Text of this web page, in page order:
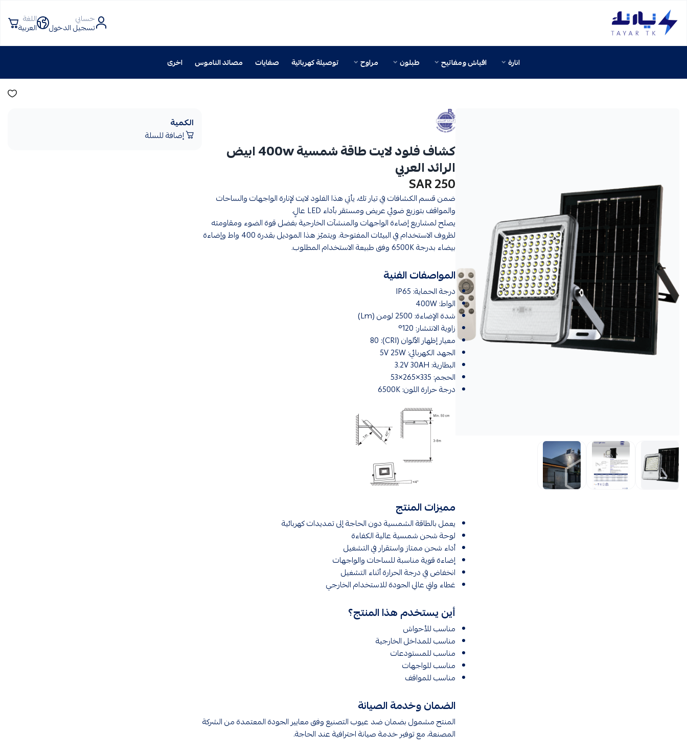
تيار تك إنارة وكهرباء
حسابي
تسجيل الدخول
اللغة
العربية
انارة افياش ومفاتيح طبلون مراوح توصيلة كهربائية صفايات مصائد الناموس اخرى
كشاف فلود لايت طاقة شمسية 400w ابيض
الرائد العربي
250 SAR
ضمن قسم الكشافات في تيار تك، يأتي هذا الفلود لايت لإنارة الواجهات والساحات
والمواقف بتوزيع ضوئي عريض ومستقر بأداء LED عالٍ.
يصلح لمشاريع إضاءة الواجهات والمنشآت الخارجية بفضل قوة الضوء ومقاومته
لظروف الاستخدام في البيئات المفتوحة. ويتميّز هذا الموديل بقدرة 400 واط وإضاءة
بيضاء بدرجة 6500K وفق طبيعة الاستخدام المطلوب.
المواصفات الفنية
درجة الحماية: IP65
الواط: 400W
شدة الإضاءة: 2500 لومن (Lm)
زاوية الانتشار: 120°
معيار إظهار الألوان (CRI): 80
الجهد الكهربائي: 5V 25W
البطارية: 3.2V 30AH
الحجم: 335×265×53
درجة حرارة اللون: 6500K
مميزات المنتج
يعمل بالطاقة الشمسية دون الحاجة إلى تمديدات كهربائية
لوحة شحن شمسية عالية الكفاءة
أداء شحن ممتاز واستقرار في التشغيل
إضاءة قوية مناسبة للساحات والواجهات
انخفاض في درجة الحرارة أثناء التشغيل
غطاء واقٍ عالي الجودة للاستخدام الخارجي
أين يستخدم هذا المنتج؟
مناسب للأحواش
مناسب للمداخل الخارجية
مناسب للمستودعات
مناسب للواجهات
مناسب للمواقف
الضمان وخدمة الصيانة
المنتج مشمول بضمان ضد عيوب التصنيع وفق معايير الجودة المعتمدة من الشركة
المصنعة، مع توفير خدمة صيانة احترافية عند الحاجة.
الكمية
إضافة للسلة